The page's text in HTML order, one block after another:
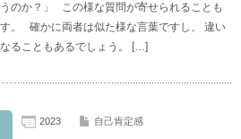
のか？」 この様な質問が寄せられることも
。 確かに両者は似た様な言葉ですし、 違い
ることもあるでしょう。 […]
2023 自己肯定感